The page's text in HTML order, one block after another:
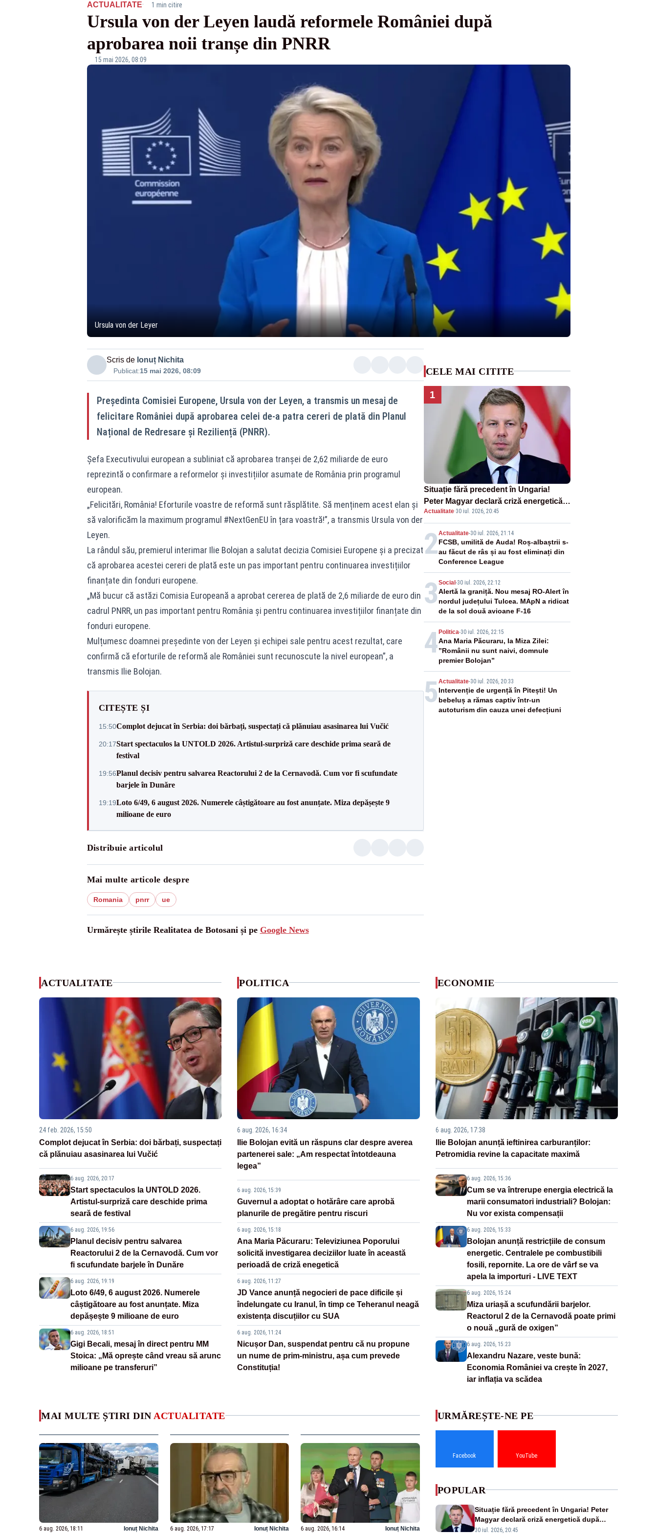
ACTUALITATE· 1 min citire
Ursula von der Leyen laudă reformele României după
aprobarea noii tranșe din PNRR
15 mai 2026, 08:09
Ursula von der Leyer
Scris de Ionuț Nichita
Publicat:15 mai 2026, 08:09
Președinta Comisiei Europene, Ursula von der Leyen, a transmis un mesaj de
felicitare României după aprobarea celei de-a patra cereri de plată din Planul
Național de Redresare și Reziliență (PNRR).
Șefa Executivului european a subliniat că aprobarea tranșei de 2,62 miliarde de euro
reprezintă o confirmare a reformelor și investițiilor asumate de România prin programul
european.
„Felicitări, România! Eforturile voastre de reformă sunt răsplătite. Să menținem acest elan și
să valorificăm la maximum programul #NextGenEU în țara voastră!”, a transmis Ursula von der
Leyen.
La rândul său, premierul interimar Ilie Bolojan a salutat decizia Comisiei Europene și a precizat
că aprobarea acestei cereri de plată este un pas important pentru continuarea investițiilor
finanțate din fonduri europene.
„Mă bucur că astăzi Comisia Europeană a aprobat cererea de plată de 2,6 miliarde de euro din
cadrul PNRR, un pas important pentru România și pentru continuarea investițiilor finanțate din
fonduri europene.
Mulțumesc doamnei președinte von der Leyen și echipei sale pentru acest rezultat, care
confirmă că eforturile de reformă ale României sunt recunoscute la nivel european”, a
transmis Ilie Bolojan.
CITEȘTE ȘI
15:50Complot dejucat în Serbia: doi bărbați, suspectați că plănuiau asasinarea lui Vučić
20:17Start spectaculos la UNTOLD 2026. Artistul-surpriză care deschide prima seară de
festival
19:56Planul decisiv pentru salvarea Reactorului 2 de la Cernavodă. Cum vor fi scufundate
barjele în Dunăre
19:19Loto 6/49, 6 august 2026. Numerele câștigătoare au fost anunțate. Miza depășește 9
milioane de euro
Distribuie articolul
Mai multe articole despre
Romania pnrr ue
Urmărește știrile Realitatea de Botosani și pe Google News
CELE MAI CITITE
1
Situație fără precedent în Ungaria!
Peter Magyar declară criză energetică
după oprirea centralei de la Paks
Actualitate·30 iul. 2026, 20:45
2Actualitate-30 iul. 2026, 21:14
FCSB, umilită de Auda! Roș-albaștrii s-
au făcut de râs și au fost eliminați din
Conference League
3 Social-30 iul. 2026, 22:12
Alertă la graniță. Nou mesaj RO-Alert în
nordul județului Tulcea. MApN a ridicat
de la sol două avioane F-16
4Politica-30 iul. 2026, 22:15
Ana Maria Păcuraru, la Miza Zilei:
”Românii nu sunt naivi, domnule
premier Bolojan”
5 Actualitate-30 iul. 2026, 20:33
Intervenție de urgență în Pitești! Un
bebeluș a rămas captiv într-un
autoturism din cauza unei defecțiuni
ACTUALITATE
24 feb. 2026, 15:50
Complot dejucat în Serbia: doi bărbați, suspectați
că plănuiau asasinarea lui Vučić
6 aug. 2026, 20:17
Start spectaculos la UNTOLD 2026.
Artistul-surpriză care deschide prima
seară de festival
6 aug. 2026, 19:56
Planul decisiv pentru salvarea
Reactorului 2 de la Cernavodă. Cum vor
fi scufundate barjele în Dunăre
6 aug. 2026, 19:19
Loto 6/49, 6 august 2026. Numerele
câștigătoare au fost anunțate. Miza
depășește 9 milioane de euro
6 aug. 2026, 18:51
Gigi Becali, mesaj în direct pentru MM
Stoica: „Mă oprește când vreau să arunc
milioane pe transferuri”
POLITICA
6 aug. 2026, 16:34
Ilie Bolojan evită un răspuns clar despre averea
partenerei sale: „Am respectat întotdeauna
legea”
6 aug. 2026, 15:39
Guvernul a adoptat o hotărâre care aprobă
planurile de pregătire pentru riscuri
6 aug. 2026, 15:18
Ana Maria Păcuraru: Televiziunea Poporului
solicită investigarea deciziilor luate în această
perioadă de criză enegetică
6 aug. 2026, 11:27
JD Vance anunță negocieri de pace dificile și
îndelungate cu Iranul, în timp ce Teheranul neagă
existența discuțiilor cu SUA
6 aug. 2026, 11:24
Nicușor Dan, suspendat pentru că nu propune
un nume de prim-ministru, așa cum prevede
Constituția!
ECONOMIE
6 aug. 2026, 17:38
Ilie Bolojan anunță ieftinirea carburanților:
Petromidia revine la capacitate maximă
6 aug. 2026, 15:36
Cum se va întrerupe energia electrică la
marii consumatori industriali? Bolojan:
Nu vor exista compensații
6 aug. 2026, 15:33
Bolojan anunță restricțiile de consum
energetic. Centralele pe combustibili
fosili, repornite. La ore de vârf se va
apela la importuri - LIVE TEXT
6 aug. 2026, 15:24
Miza uriașă a scufundării barjelor.
Reactorul 2 de la Cernavodă poate primi
o nouă „gură de oxigen”
6 aug. 2026, 15:23
Alexandru Nazare, veste bună:
Economia României va crește în 2027,
iar inflația va scădea
MAI MULTE ȘTIRI DIN ACTUALITATE
6 aug. 2026, 18:11 Ionuț Nichita 6 aug. 2026, 17:17 Ionuț Nichita 6 aug. 2026, 16:14 Ionuț Nichita
URMĂREȘTE-NE PE
Facebook YouTube
POPULAR
Situație fără precedent în Ungaria! Peter
Magyar declară criză energetică după
oprirea centralei de la Paks
30 iul. 2026, 20:45